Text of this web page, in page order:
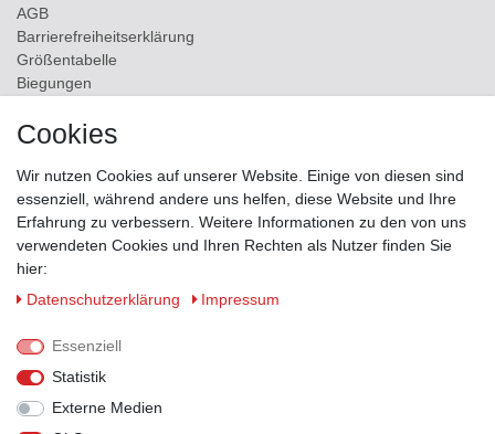
AGB
Barrierefreiheitserklärung
Größentabelle
Biegungen
Kontakt
ZAHLUNGSMÖGLICHKEITEN
Cookies
Wir nutzen Cookies auf unserer Website. Einige von diesen sind
essenziell, während andere uns helfen, diese Website und Ihre
Erfahrung zu verbessern. Weitere Informationen zu den von uns
verwendeten Cookies und Ihren Rechten als Nutzer finden Sie
hier:
Daten­schutz­erklärung
Impressum
Essenziell
Statistik
Externe Medien